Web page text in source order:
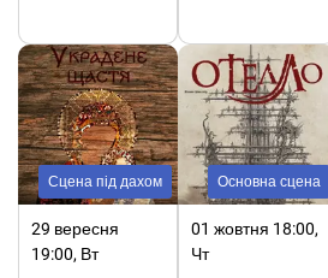
Сцена під дахом
29 вересня
19:00, Вт
Основна сцена
01 жовтня 18:00,
Чт